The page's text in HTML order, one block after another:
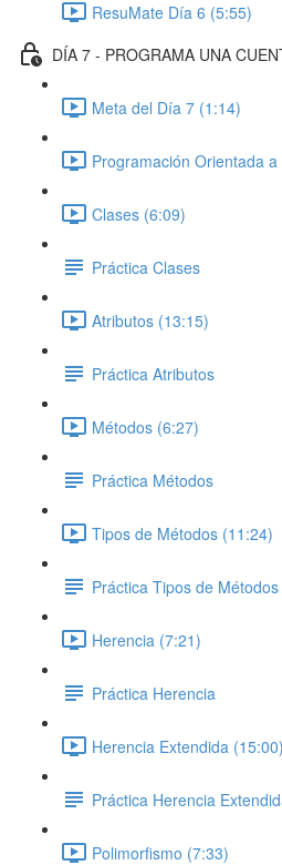
ResuMate Día 6 (5:55)
DÍA 7 - PROGRAMA UNA
Meta del Día 7 (1:14)
Programación Orientada
Clases (6:09)
Práctica Clases
Atributos (13:15)
Práctica Atributos
Métodos (6:27)
Práctica Métodos
Tipos de Métodos (11:24)
Práctica Tipos de Métodos
Herencia (7:21)
Práctica Herencia
Herencia Extendida (15:00)
Práctica Herencia
Polimorfismo (7:33)